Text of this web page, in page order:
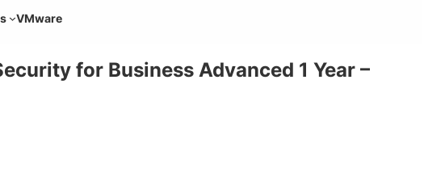
VMware
for Business Advanced 1 Year –